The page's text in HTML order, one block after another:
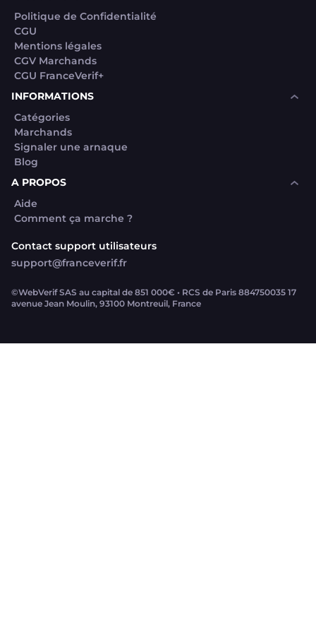
Politique de Confidentialité
CGU
Mentions légales
CGV Marchands
CGU FranceVerif+
INFORMATIONS
Catégories
Marchands
Signaler une arnaque
Blog
A PROPOS
Aide
Comment ça marche ?
Contact support utilisateurs
support@franceverif.fr
©WebVerif SAS au capital de 851 000€ • RCS de Paris 884750035 17
avenue Jean Moulin, 93100 Montreuil, France